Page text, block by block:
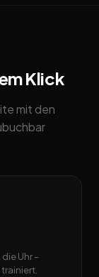
Klick
mit den
Uhr –